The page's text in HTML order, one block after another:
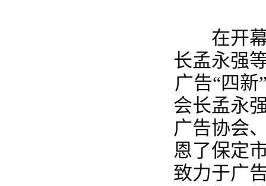
在开幕
长孟永强
广告“四
会长孟永
广告协会
恩了保定
致力于广